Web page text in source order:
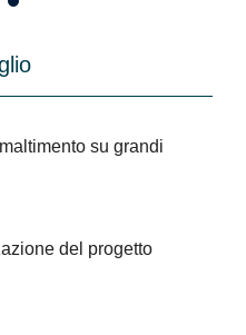
su grandi
del progetto